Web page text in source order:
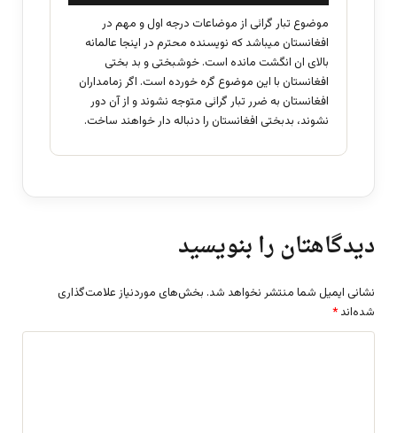
موضوع تبار گرائی از موضاعات درجه اول و مهم در
افغانستان میباشد که نویسنده محترم در اینجا عالمانه
بالای ان انگشت مانده است. خوشبختی و بد بختی
افغانستان با این موضوع گره خورده است. اگر زمامداران
افغانستان به ضرر تبار گرائی متوجه نشوند و از آن دور
نشوند، بدبختی افغانستان را دنباله دار خواهند ساخت.
دیدگاهتان را بنویسید
نشانی ایمیل شما منتشر نخواهد شد. بخش‌های موردنیاز علامت‌گذاری
شده‌اند *